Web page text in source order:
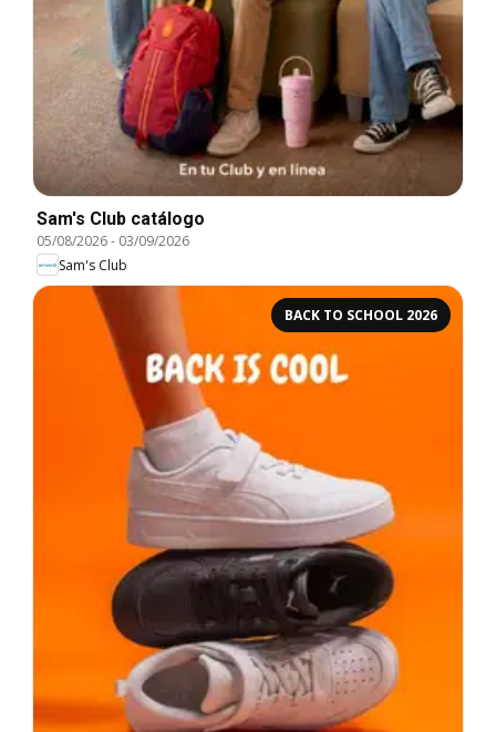
Sam's Club catálogo
05/08/2026- 03/09/2026
Sam's Club
BACK TO SCHOOL 2026